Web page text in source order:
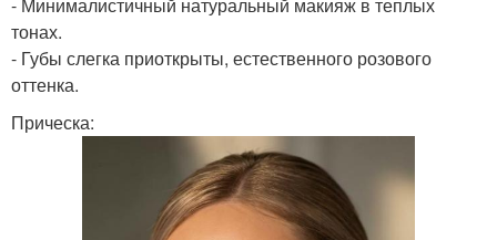
тонах.
- Губы слегка приоткрыты, естественного розового
оттенка.
Прическа: